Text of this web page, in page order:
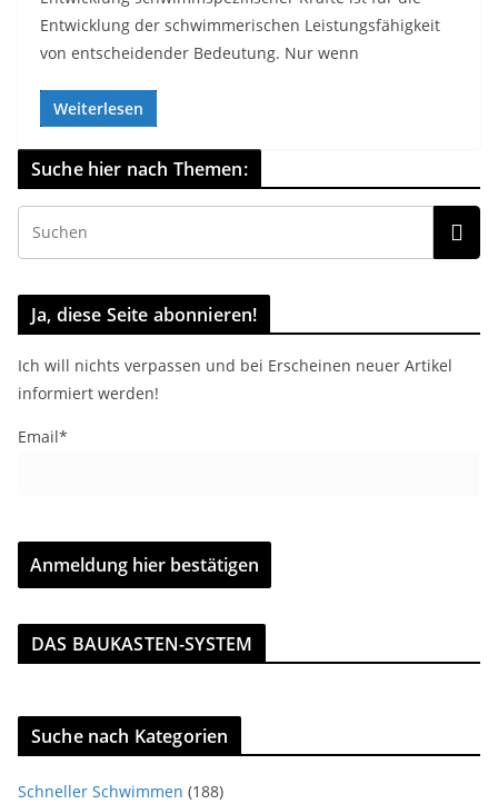
Entwicklung der schwimmerischen Leistungsfähigkeit
von entscheidender Bedeutung. Nur wenn
Weiterlesen
Suche hier nach Themen:
Ja, diese Seite abonnieren!
Ich will nichts verpassen und bei Erscheinen neuer Artikel
informiert werden!
Email*
DAS BAUKASTEN-SYSTEM
Suche nach Kategorien
Schneller Schwimmen (188)